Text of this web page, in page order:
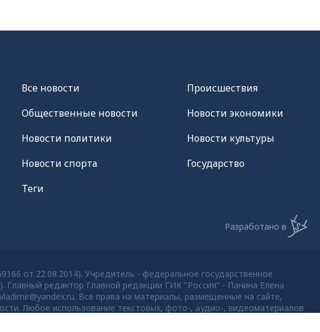
Все новости
Общественные новости
Новости политики
Новости спорта
Теги
Происшествия
Новости экономики
Новости культуры
Государство
Разработано в
от 22.08.2014). Учредитель - федеральное государственное
Главный редактор Главной редакции ГИК "Россия" - Панина Елена
Все права на материалы, размещенные на сайте,
Любое использование текстовых, фото-, аудио-, видеоматериалов